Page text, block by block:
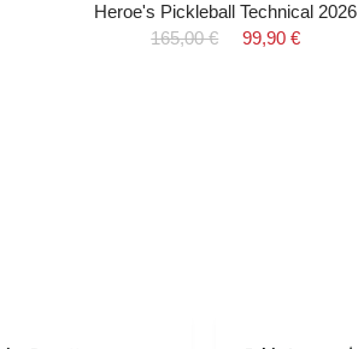
Heroe's Pickleball Technical 2026
165,00 €
99,90 €